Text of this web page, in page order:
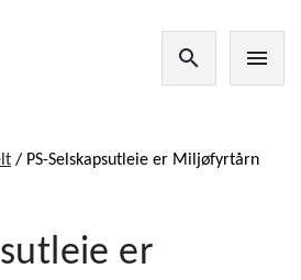
search menu
/ PS-Selskapsutleie er Miljøfyrtårn
er